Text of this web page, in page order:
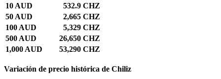
10 AUD
532.9 CHZ
50 AUD
2,665 CHZ
100 AUD
5,329 CHZ
500 AUD
26,650 CHZ
1,000 AUD
53,290 CHZ
Variación de precio histórica de Chiliz